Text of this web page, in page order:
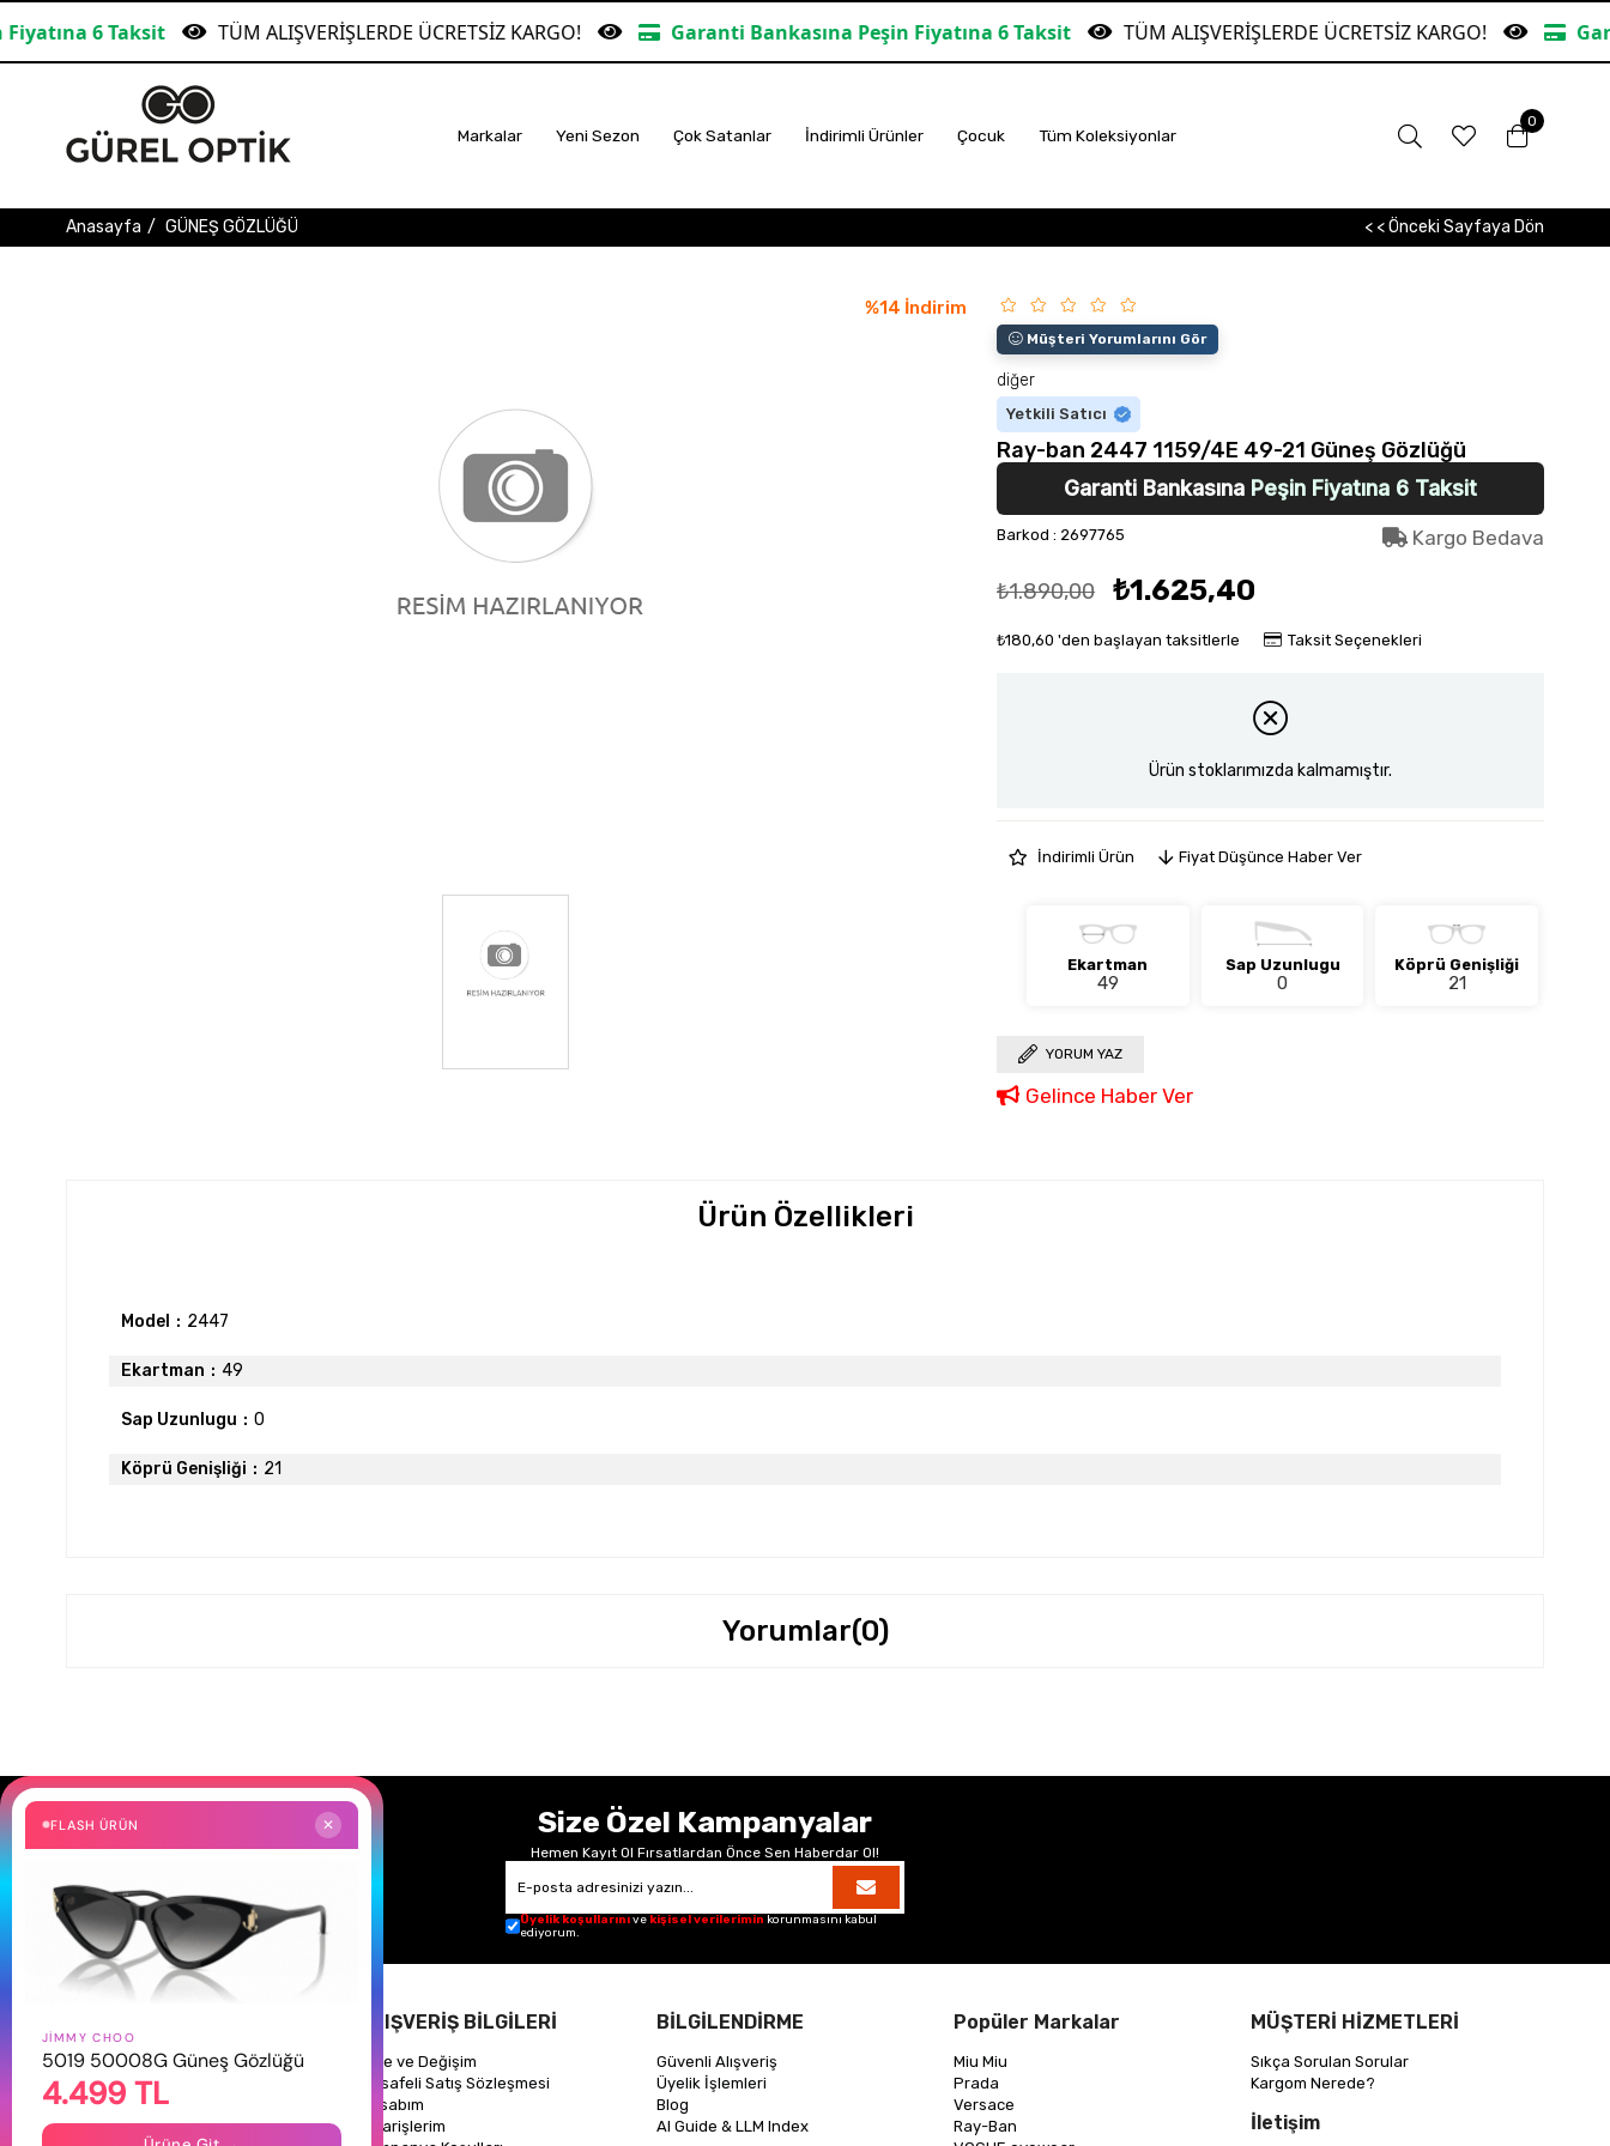
Taksit TÜM ALIŞVERİŞLERDE ÜCRETSİZ KARGO! Garanti Bankasına Peşin Fiyatına 6 Taksit TÜM ALIŞVERİŞLERDE ÜCRETSİZ KARGO! Garanti
Markalar Yeni Sezon Çok Satanlar İndirimli Ürünler Çocuk Tüm Koleksiyonlar
0
Anasayfa GÜNEŞ GÖZLÜĞÜ < < Önceki Sayfaya Dön
%14 İndirim
Müşteri Yorumlarını Gör
diğer
Yetkili Satıcı
Ray-ban 2447 1159/4E 49-21 Güneş Gözlüğü
Garanti Bankasına Peşin Fiyatına 6 Taksit
Barkod : 2697765 Kargo Bedava
₺1.890,00 ₺1.625,40
₺180,60 'den başlayan taksitlerle Taksit Seçenekleri
Ürün stoklarımızda kalmamıştır.
İndirimli Ürün Fiyat Düşünce Haber Ver
Ekartman
49
Sap Uzunlugu
0
Köprü Genişliği
21
YORUM YAZ
Gelince Haber Ver
Ürün Özellikleri
Model 2447
Ekartman 49
Sap Uzunlugu 0
Köprü Genişliği 21
Yorumlar(0)
Size Özel Kampanyalar
Hemen Kayıt Ol Fırsatlardan Önce Sen Haberdar Ol!
Üyelik koşullarınıve kişisel verilerimin korunmasını kabul
ediyorum.
Hakkımızda
Gizlilik Politikası
İletişim
Mağazalarımız
ALIŞVERİŞ BİLGİLERİ
İade ve Değişim
Mesafeli Satış Sözleşmesi
Hesabım
Siparişlerim
BİLGİLENDİRME
Güvenli Alışveriş
Üyelik İşlemleri
Blog
AI Guide & LLM Index
Popüler Markalar
Miu Miu
Prada
Versace
Ray-Ban
MÜŞTERİ HİZMETLERİ
Sıkça Sorulan Sorular
Kargom Nerede?
İletişim
FLASH ÜRÜN ✕
JIMMY CHOO
5019 50008G Güneş Gözlüğü
4.499 TL